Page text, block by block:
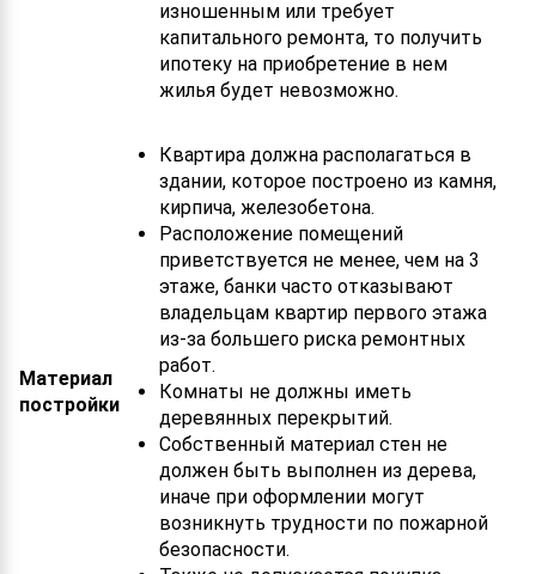
изношенным или требует
капитального ремонта, то получить
ипотеку на приобретение в нем
жилья будет невозможно.
Материал
постройки
Квартира должна располагаться в
здании, которое построено из камня,
кирпича, железобетона.
Расположение помещений
приветствуется не менее, чем на 3
этаже, банки часто отказывают
владельцам квартир первого этажа
из-за большего риска ремонтных
работ.
Комнаты не должны иметь
деревянных перекрытий.
Собственный материал стен не
должен быть выполнен из дерева,
иначе при оформлении могут
возникнуть трудности по пожарной
безопасности.